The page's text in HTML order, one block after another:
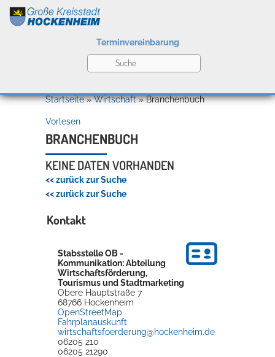
Kultur
Bildung
Rathaus
Service
Terminvereinbarung
Willkommen in Hockenheim
Startseite»Wirtschaft»Branchenbuch
Vorlesen
BRANCHENBUCH
KEINE DATEN VORHANDEN
<< zurück zur Suche
<< zurück zur Suche
Kontakt
Stabsstelle OB -
Kommunikation: Abteilung
Wirtschaftsförderung,
Tourismus und Stadtmarketing
Obere Hauptstraße 7
68766 Hockenheim
OpenStreetMap
Fahrplanauskunft
wirtschaftsfoerderung@hockenheim.de
06205 210
06205 21290